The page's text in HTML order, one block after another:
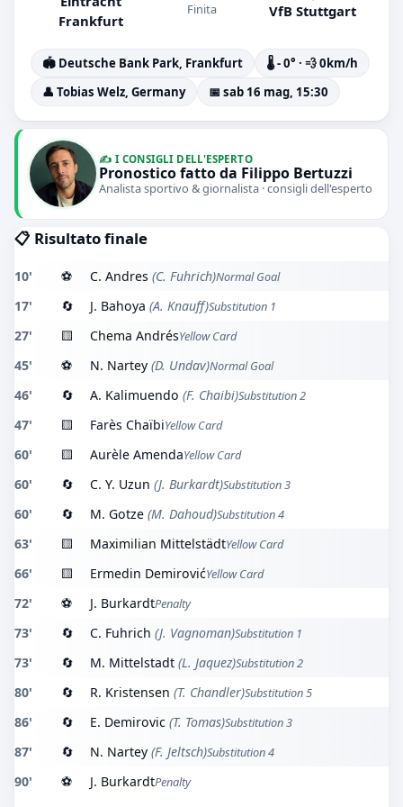
Frankfurt
Finita VfB Stuttgart
🏟️ Deutsche Bank Park, Frankfurt
🌡️ - 0° · 💨 0km/h
👤 Tobias Welz, Germany
📅 sab 16 mag, 15:30
✍️ I CONSIGLI DELL'ESPERTO
Pronostico fatto da Filippo Bertuzzi
Analista sportivo & giornalista · consigli dell'esperto
📋 Risultato finale
10' ⚽ C. Andres (C. Fuhrich)Normal Goal
17' 🔄 J. Bahoya (A. Knauff)Substitution 1
27' 🟨 Chema AndrésYellow Card
45' ⚽ N. Nartey (D. Undav)Normal Goal
46' 🔄 A. Kalimuendo (F. Chaibi)Substitution 2
47' 🟨 Farès ChaïbiYellow Card
60' 🟨 Aurèle AmendaYellow Card
60' 🔄 C. Y. Uzun (J. Burkardt)Substitution 3
60' 🔄 M. Gotze (M. Dahoud)Substitution 4
63' 🟨 Maximilian MittelstädtYellow Card
66' 🟨 Ermedin DemirovićYellow Card
72' ⚽ J. BurkardtPenalty
73' 🔄 C. Fuhrich (J. Vagnoman)Substitution 1
73' 🔄 M. Mittelstadt (L. Jaquez)Substitution 2
80' 🔄 R. Kristensen (T. Chandler)Substitution 5
86' 🔄 E. Demirovic (T. Tomas)Substitution 3
87' 🔄 N. Nartey (F. Jeltsch)Substitution 4
90' ⚽ J. BurkardtPenalty